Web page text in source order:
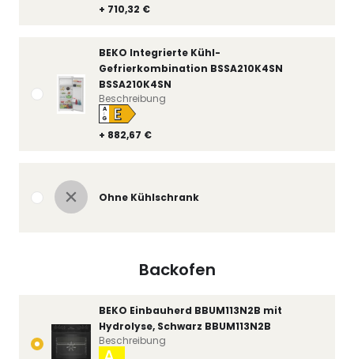
+ 710,32 €
BEKO Integrierte Kühl-
Gefrierkombination BSSA210K4SN
BSSA210K4SN
+ 882,67 €
A
↑
G E
Beschreibung
Ohne Kühlschrank
Backofen
BEKO Einbauherd BBUM113N2B mit
Hydrolyse, Schwarz BBUM113N2B
Beschreibung